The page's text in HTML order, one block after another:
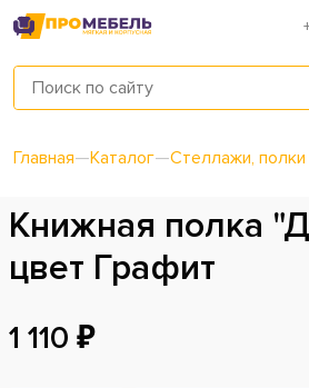
Главная—Каталог—Стеллажи, полки
Книжная полка
цвет Графит
1 110 ₽